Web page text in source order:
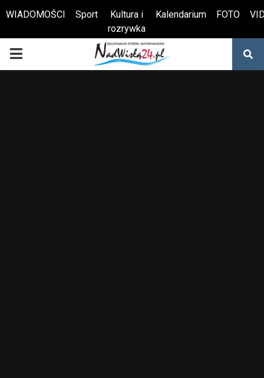
Otwórz pasek narzędzi
WIADOMOŚCI Sport
Kultura i
rozrywka
Kalendarium FOTO
PRIMARY